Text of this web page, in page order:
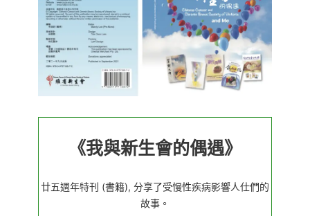
《我與新生會的偶遇》
廿五週年特刊 (書籍), 分享了受慢性疾病影響人仕們的
故事。